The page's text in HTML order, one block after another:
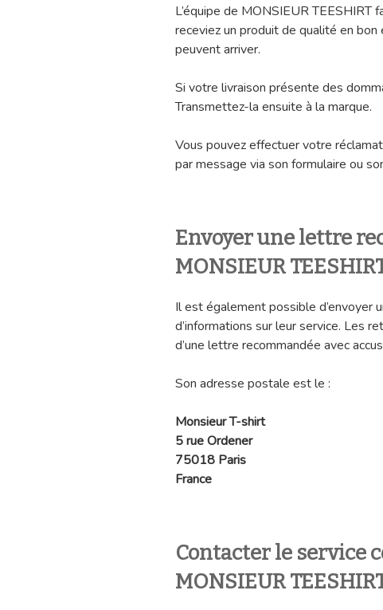
L’équipe de MONSIEUR TEESHIRT
receviez un produit de qualité en
peuvent arriver.
Si votre livraison présente des
Transmettez-la ensuite à la marque.
Vous pouvez effectuer votre
par message via son formulaire ou
Envoyer une lettre
MONSIEUR
Il est également possible d’envoyer
d’informations sur leur service. Les
d’une lettre recommandée avec
Son adresse postale est le :
Monsieur T-shirt
5 rue Ordener
75018 Paris
France
Contacter le service
MONSIEUR